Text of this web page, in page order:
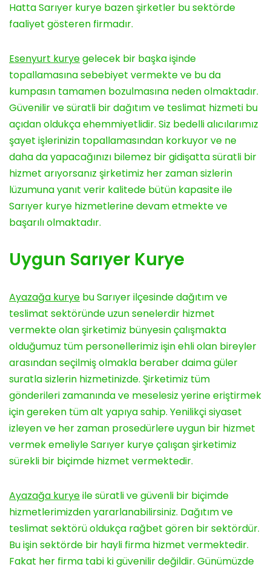
Hatta Sarıyer kurye bazen şirketler bu sektörde
faaliyet gösteren firmadır.
Esenyurt kuryegelecek bir başka işinde
topallamasına sebebiyet vermekte ve bu da
kumpasın tamamen bozulmasına neden olmaktadır.
Güvenilir ve süratli bir dağıtım ve teslimat hizmeti bu
açıdan oldukça ehemmiyetlidir. Siz bedelli alıcılarımız
şayet işlerinizin topallamasından korkuyor ve ne
daha da yapacağınızı bilemez bir gidişatta süratli bir
hizmet arıyorsanız şirketimiz her zaman sizlerin
lüzumuna yanıt verir kalitede bütün kapasite ile
Sarıyer kurye hizmetlerine devam etmekte ve
başarılı olmaktadır.
Uygun Sarıyer Kurye
Ayazağa kurye bu Sarıyer ilçesinde dağıtım ve
teslimat sektöründe uzun senelerdir hizmet
vermekte olan şirketimiz bünyesin çalışmakta
olduğumuz tüm personellerimiz işin ehli olan bireyler
arasından seçilmiş olmakla beraber daima güler
suratla sizlerin hizmetinizde. Şirketimiz tüm
gönderileri zamanında ve meselesiz yerine eriştirmek
için gereken tüm alt yapıya sahip. Yenilikçi siyaset
izleyen ve her zaman prosedürlere uygun bir hizmet
vermek emeliyle Sarıyer kurye çalışan şirketimiz
sürekli bir biçimde hizmet vermektedir.
Ayazağa kuryeile süratli ve güvenli bir biçimde
hizmetlerimizden yararlanabilirsiniz. Dağıtım ve
teslimat sektörü oldukça rağbet gören bir sektördür.
Bu işin sektörde bir hayli firma hizmet vermektedir.
Fakat her firma tabi ki güvenilir değildir. Günümüzde